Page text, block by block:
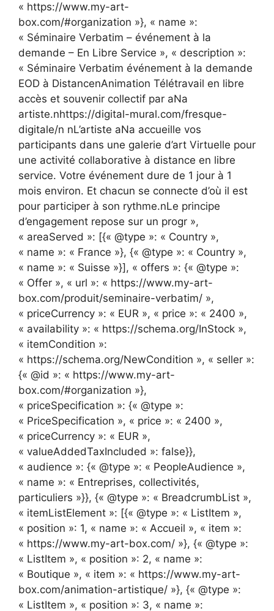
« https://www.my-art-
box.com/#organization »}, « name »:
« Séminaire Verbatim – événement à la
demande – En Libre Service », « description »:
« Séminaire Verbatim événement à la demande
EOD à DistancenAnimation Télétravail en libre
accès et souvenir collectif par aNa
artiste.nhttps://digital-mural.com/fresque-
digitale/n nL’artiste aNa accueille vos
participants dans une galerie d’art Virtuelle pour
une activité collaborative à distance en libre
service. Votre événement dure de 1 jour à 1
mois environ. Et chacun se connecte d’où il est
pour participer à son rythme.nLe principe
d’engagement repose sur un progr »,
« areaServed »: [{« @type »: « Country »,
« name »: « France »}, {« @type »: « Country »,
« name »: « Suisse »}], « offers »: {« @type »:
« Offer », « url »: « https://www.my-art-
box.com/produit/seminaire-verbatim/ »,
« priceCurrency »: « EUR », « price »: « 2400 »,
« availability »: « https://schema.org/InStock »,
« itemCondition »:
« https://schema.org/NewCondition », « seller »:
{« @id »: « https://www.my-art-
box.com/#organization »},
« priceSpecification »: {« @type »:
« PriceSpecification », « price »: « 2400 »,
« priceCurrency »: « EUR »,
« valueAddedTaxIncluded »: false}},
« audience »: {« @type »: « PeopleAudience »,
« name »: « Entreprises, collectivités,
particuliers »}}, {« @type »: « BreadcrumbList »,
« itemListElement »: [{« @type »: « ListItem »,
« position »: 1, « name »: « Accueil », « item »:
« https://www.my-art-box.com/ »}, {« @type »:
« ListItem », « position »: 2, « name »:
« Boutique », « item »: « https://www.my-art-
box.com/animation-artistique/ »}, {« @type »:
« ListItem », « position »: 3, « name »: